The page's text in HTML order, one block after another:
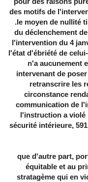
des motifs de
le moyen de nullité
du déclenchement
l'intervention du 4
l'état d'ébriété de
n'a aucunement
intervenant de
retranscrire les
circonstance
communication de
l'instruction a violé
sécurité intérieure,
2°/ que d'autre part,
équitable et au
stratagème qui en